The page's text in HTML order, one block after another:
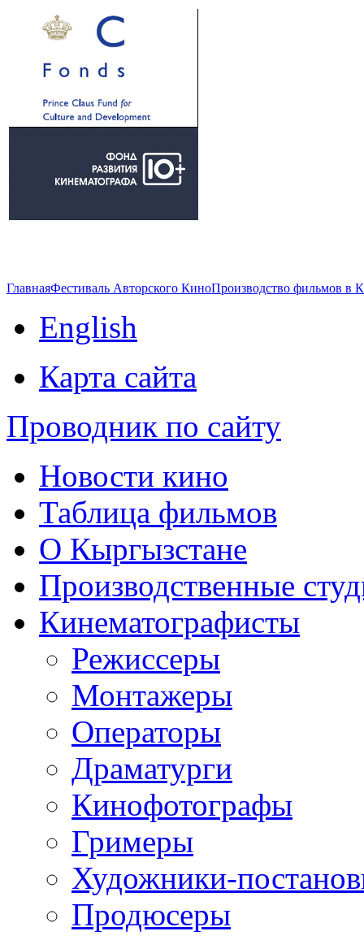
ГлавнаяФестиваль Авторского КиноПроизводство фильмов в
English
Карта сайта
Проводник по сайту
Новости кино
Таблица фильмов
О Кыргызстане
Производственные
Кинематографисты
Режиссеры
Монтажеры
Операторы
Драматурги
Кинофотографы
Гримеры
Художники-
Продюсеры